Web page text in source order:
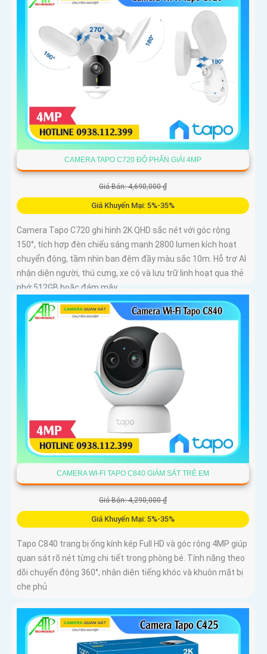
CAMERA TAPO C720 ĐỘ PHÂN GIẢI 4MP
Giá Bán: 4,690,000 ₫
Giá Khuyến Mại: 5%-35%
Camera Tapo C720 ghi hình 2K QHD sắc nét với góc rộng
150°, tích hợp đèn chiếu sáng mạnh 2800 lumen kích hoạt
chuyển động, tầm nhìn ban đêm đầy màu sắc 10m. Hỗ trợ AI
nhận diện người, thú cưng, xe cộ và lưu trữ linh hoạt qua thẻ
nhớ 512GB hoặc đám mây
CAMERA WI-FI TAPO C840 GIÁM SÁT TRẺ EM
Giá Bán: 4,290,000 ₫
Giá Khuyến Mại: 5%-35%
Tapo C840 trang bị ống kính kép Full HD và góc rộng 4MP giúp
quan sát rõ nét từng chi tiết trong phòng bé. Tính năng theo
dõi chuyển động 360°, nhận diện tiếng khóc và khuôn mặt bị
che phủ